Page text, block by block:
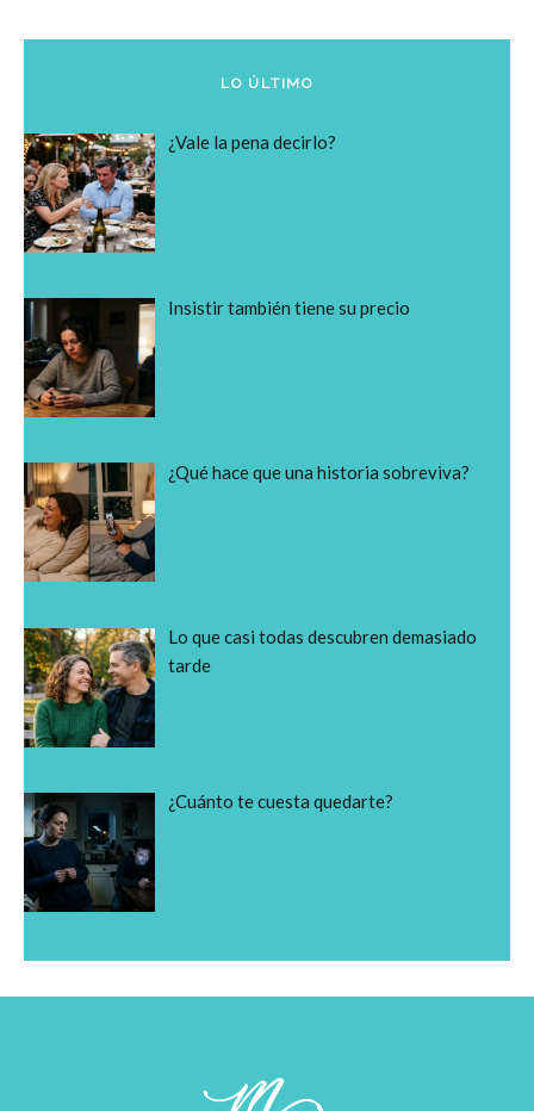
LO ÚLTIMO
¿Vale la pena decirlo?
Insistir también tiene su precio
¿Qué hace que una historia sobreviva?
Lo que casi todas descubren demasiado
tarde
¿Cuánto te cuesta quedarte?